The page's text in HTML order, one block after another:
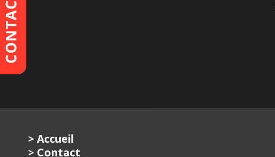
> Accueil
> Contact